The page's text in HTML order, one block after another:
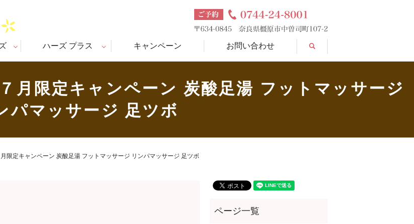
ハーズ プラス キャンペーン お問い合わせ search
月限定キャンペーン 炭酸足湯 フットマッサージ
パマッサージ 足ツボ
限定キャンペーン 炭酸足湯 フットマッサージ リンパマッサージ 足ツボ